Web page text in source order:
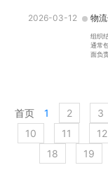
2026-03-12 物
组织
通常
面负
首页 1 2 3
10
11 12
18
19